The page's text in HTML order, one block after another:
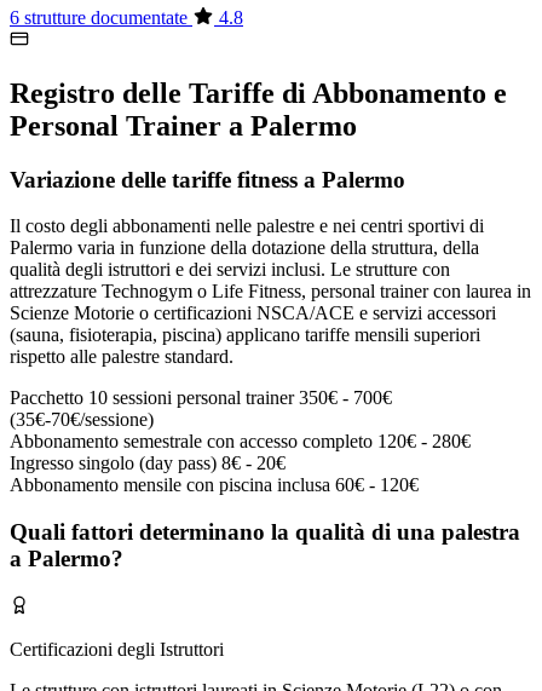
6 strutture documentate 4.8
Registro delle Tariffe di Abbonamento e
Personal Trainer a Palermo
Variazione delle tariffe fitness a Palermo
Il costo degli abbonamenti nelle palestre e nei centri sportivi di
Palermo varia in funzione della dotazione della struttura, della
qualità degli istruttori e dei servizi inclusi. Le strutture con
attrezzature Technogym o Life Fitness, personal trainer con laurea in
Scienze Motorie o certificazioni NSCA/ACE e servizi accessori
(sauna, fisioterapia, piscina) applicano tariffe mensili superiori
rispetto alle palestre standard.
Pacchetto 10 sessioni personal trainer 350€ - 700€
(35€-70€/sessione)
Abbonamento semestrale con accesso completo 120€ - 280€
Ingresso singolo (day pass) 8€ - 20€
Abbonamento mensile con piscina inclusa 60€ - 120€
Quali fattori determinano la qualità di una palestra
a Palermo?
Certificazioni degli Istruttori